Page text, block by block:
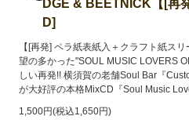
DGE & BEETNICK【[再
D]
【[再発] ペラ紙表紙入＋クラフト紙ス
望の多かった"SOUL MUSIC LOVERS
しい再発!! 横須賀の老舗Soul Bar『
が大好評の本格MixCD『Soul Music
1,500円(税込1,650円)